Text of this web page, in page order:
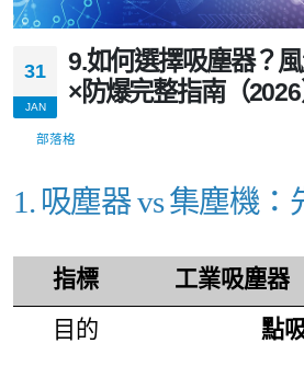
31
JAN
9.如何選擇吸塵器？
×防爆完整指南（2026
部落格
1. 吸塵器 vs 集塵機
指標
工業吸塵器
目的
點